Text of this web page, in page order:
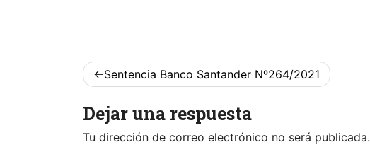
Navegación
de
entradas
Sentencia Banco Santander Nº264/2021
Dejar una respuesta
Tu dirección de correo electrónico no será publicada.